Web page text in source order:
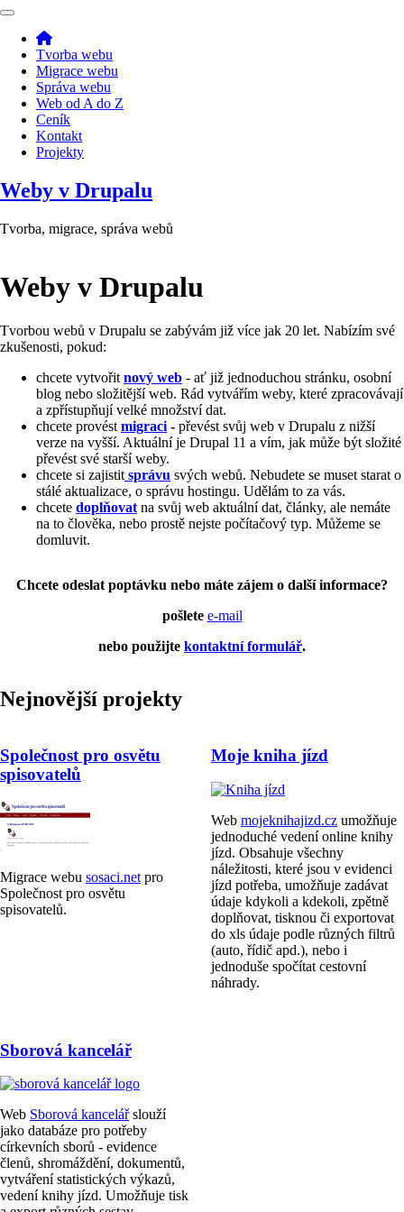
Přejít
hlavnímu
obsahu
Main
navigation
Tvorba webu
Migrace webu
Správa webu
Web od A do Z
Ceník
Kontakt
Projekty
Weby v Drupalu
Tvorba, migrace, správa webů
Weby v Drupalu
Tvorbou webů v Drupalu se zabývám již více jak 20 let. Nabízím své
zkušenosti, pokud:
chcete vytvořit nový web - ať již jednoduchou stránku, osobní
blog nebo složitější web. Rád vytvářím weby, které zpracovávají
a zpřístupňují velké množství dat.
chcete provést migraci - převést svůj web v Drupalu z nižší
verze na vyšší. Aktuální je Drupal 11 a vím, jak může být složité
převést své starší weby.
chcete si zajistit správu svých webů. Nebudete se muset starat o
stálé aktualizace, o správu hostingu. Udělám to za vás.
chcete doplňovat na svůj web aktuální dat, články, ale nemáte
na to člověka, nebo prostě nejste počítačový typ. Můžeme se
domluvit.
Chcete odeslat poptávku nebo máte zájem o další informace?
pošlete e-mail
nebo použijte kontaktní formulář.
Nejnovější projekty
Společnost pro osvětu
spisovatelů
Migrace webu sosaci.net pro
Společnost pro osvětu
spisovatelů.
Moje kniha jízd
Web mojeknihajizd.cz umožňuje
jednoduché vedení online knihy
jízd. Obsahuje všechny
náležitosti, které jsou v evidenci
jízd potřeba, umožňuje zadávat
údaje kdykoli a kdekoli, zpětně
doplňovat, tisknou či exportovat
do xls údaje podle různých filtrů
(auto, řídič apd.), nebo i
jednoduše spočítat cestovní
náhrady.
Sborová kancelář
Web Sborová kancelářslouží
jako databáze pro potřeby
církevních sborů - evidence
členů, shromáždění, dokumentů,
vytváření statistických výkazů,
vedení knihy jízd. Umožňuje tisk